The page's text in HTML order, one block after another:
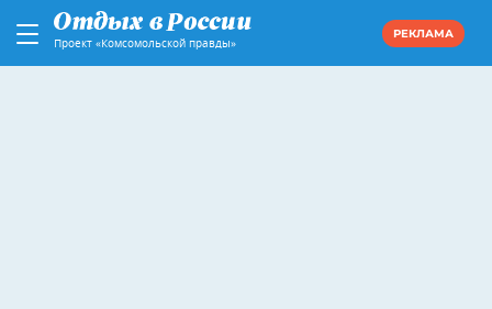
Проект «Комсомольской правды»
РЕКЛАМА